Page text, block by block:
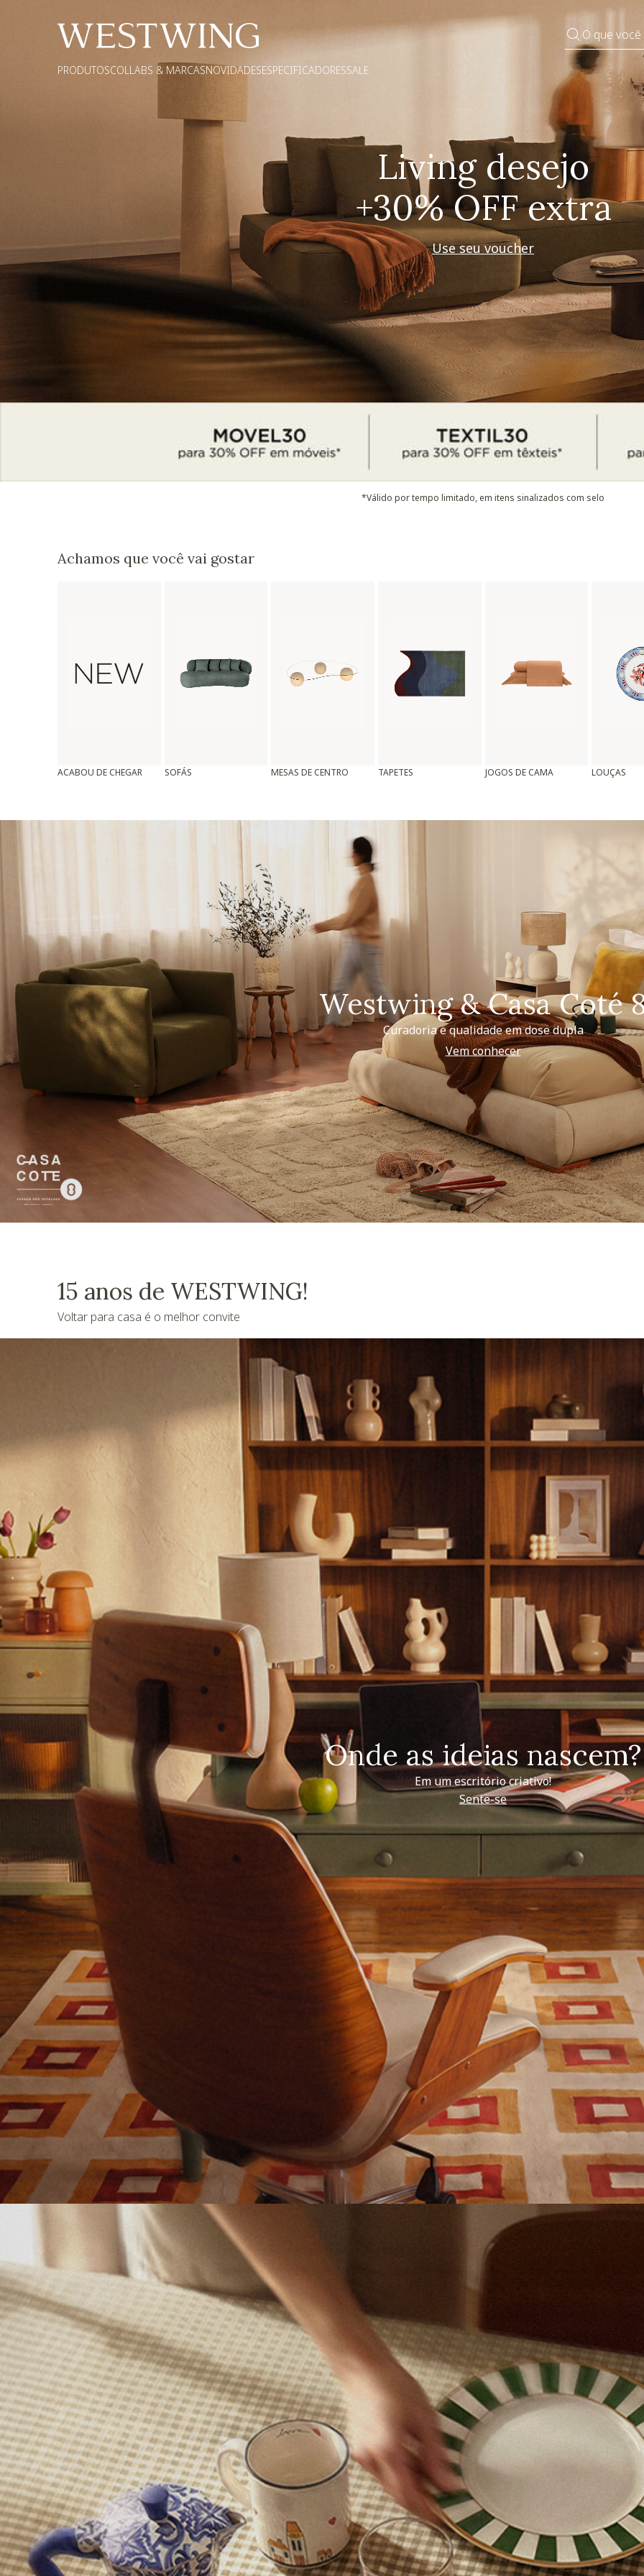
O que
PRODUTOSCOLLABS & MARCASNOVIDADESESPECIFICADORESSALE
Pequenos rituais
Grandes mudanças
Decorar
*Válido por tempo limitado, em itens sinalizados com selo
Achamos que você vai gostar
ACABOU DE CHEGAR SOFÁS MESAS DE CENTRO TAPETES JOGOS DE CAMA LOUÇAS
Westwing & Casa Coté
Curadoria e qualidade em dose dupla
Vem conhecer
15 anos de WESTWING!
Voltar para casa é o melhor convite
Onde as ideias nascem?
Em um escritório criativo!
Sente-se